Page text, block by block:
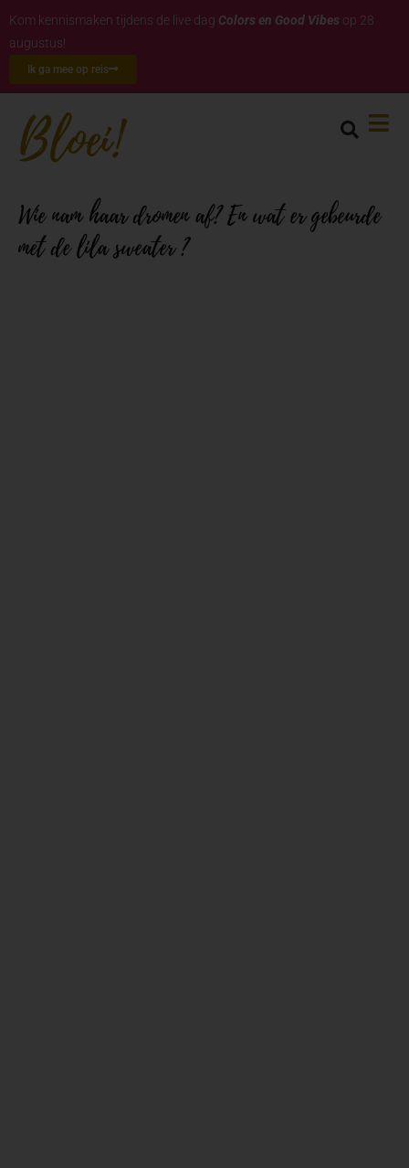
Kom kennismaken tijdens de live dag Colors en Good Vibes op 28
augustus!
Ik ga mee op reis
Wie nam haar dromen af? En wat er gebeurde
met de lila sweater ?